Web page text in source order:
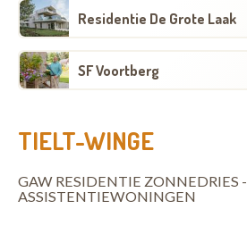
Residentie De Grote Laak
SF Voortberg
TIELT-WINGE
GAW RESIDENTIE ZONNEDRIES -
ASSISTENTIEWONINGEN